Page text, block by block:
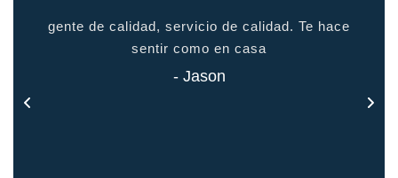
gente de calidad, servicio de calidad. Te hace
sentir como en casa
- Jason